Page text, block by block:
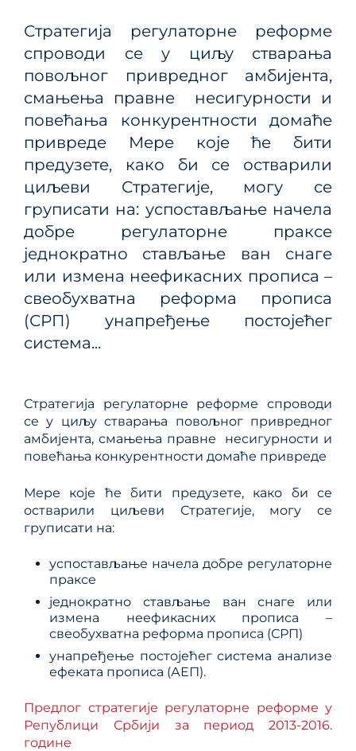
Стратегија регулаторне реформе
спроводи се у циљу стварања
повољног привредног амбијента,
смањења правне несигурности и
повећања конкурентности домаће
привреде Мере које ће бити
предузете, како би се остварили
циљеви Стратегије, могу се
груписати на: успостављање начела
добре регулаторне праксе
једнократно стављање ван снаге
или измена неефикасних прописа –
свеобухватна реформа прописа
(СРП) унапређење постојећег
система...
Стратегија регулаторне реформе спроводи
се у циљу стварања повољног привредног
амбијента, смањења правне несигурности и
повећања конкурентности домаће привреде
Мере које ће бити предузете, како би се
остварили циљеви Стратегије, могу се
груписати на:
успостављање начела добре регулаторне
праксе
једнократно стављање ван снаге или
измена неефикасних прописа –
свеобухватна реформа прописа (СРП)
унапређење постојећег система анализе
ефеката прописа (АЕП).
Предлог стратегије регулаторне реформе у
Републици Србији за период 2013-2016.
године